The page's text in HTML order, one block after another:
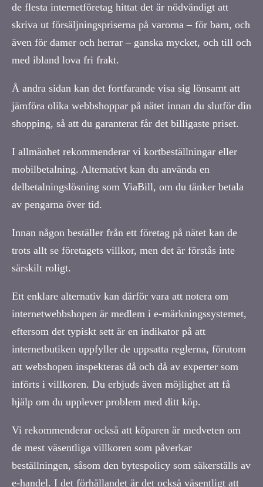
de flesta internetföretag hittat det är nödvändigt att
skriva ut försäljningspriserna på varorna – för barn, och
även för damer och herrar – ganska mycket, och till och
med ibland lova fri frakt.
Å andra sidan kan det fortfarande visa sig lönsamt att
jämföra olika webbshoppar på nätet innan du slutför din
shopping, så att du garanterat får det billigaste priset.
I allmänhet rekommenderar vi kortbeställningar eller
mobilbetalning. Alternativt kan du använda en
delbetalningslösning som ViaBill, om du tänker betala
av pengarna över tid.
Innan någon beställer från ett företag på nätet kan de
trots allt se företagets villkor, men det är förstås inte
särskilt roligt.
Ett enklare alternativ kan därför vara att notera om
internetwebbshopen är medlem i e-märkningssystemet,
eftersom det typiskt sett är en indikator på att
internetbutiken uppfyller de uppsatta reglerna, förutom
att webshopen inspekteras då och då av experter som
införts i villkoren. Du erbjuds även möjlighet att få
hjälp om du upplever problem med ditt köp.
Vi rekommenderar också att köparen är medveten om
de mest väsentliga villkoren som påverkar
beställningen, såsom den bytespolicy som säkerställs av
e-handel. I det förhållandet är det också väsentligt att